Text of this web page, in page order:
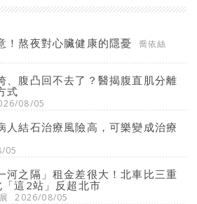
！熬夜對心臟健康的隱憂
喬依絲
、腹凸回不去了？醫揭腹直肌分離
式
08/05
人結石治療風險高，可樂變成治療
05
河之隔」租金差很大！北車比三重
這2站」反超北市
2026/08/05